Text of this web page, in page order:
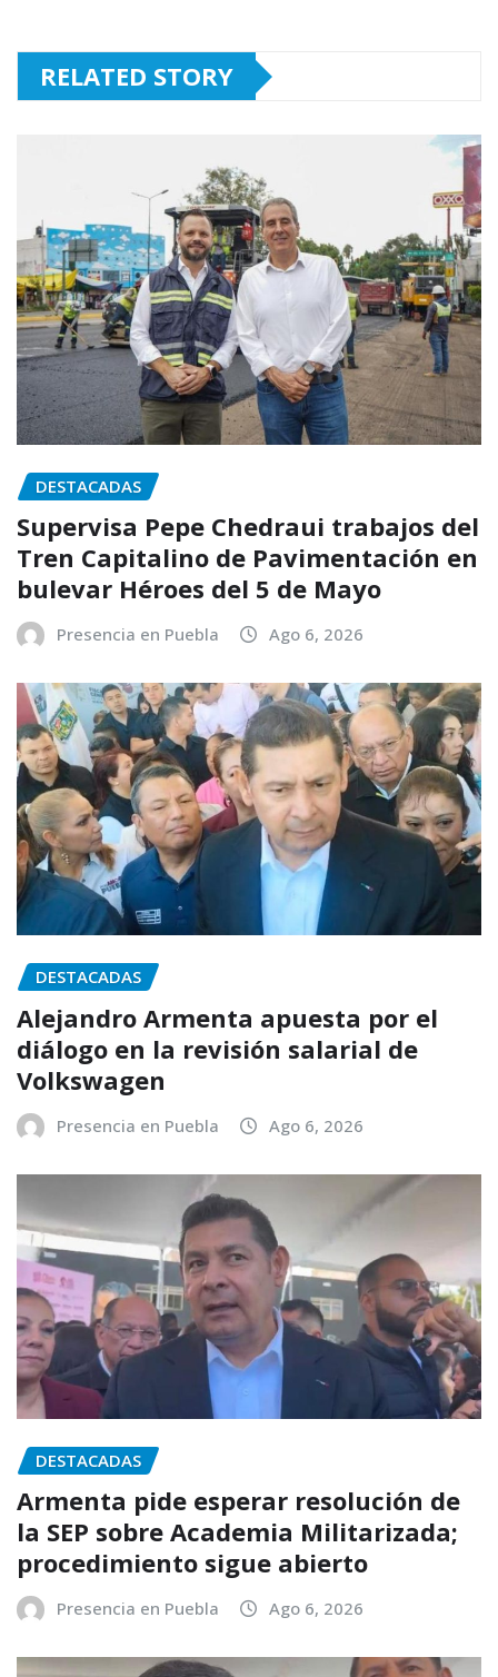
RELATED STORY
DESTACADAS
Supervisa Pepe Chedraui trabajos del
Tren Capitalino de Pavimentación en
bulevar Héroes del 5 de Mayo
Presencia en Puebla Ago 6, 2026
DESTACADAS
Alejandro Armenta apuesta por el
diálogo en la revisión salarial de
Volkswagen
Presencia en Puebla Ago 6, 2026
DESTACADAS
Armenta pide esperar resolución de
la SEP sobre Academia Militarizada;
procedimiento sigue abierto
Presencia en Puebla Ago 6, 2026